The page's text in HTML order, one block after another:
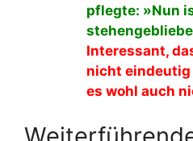
pflegte: »Nun
Interessant,
nicht
es wohl auch